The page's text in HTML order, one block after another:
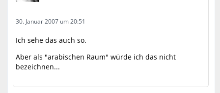
30. Januar 2007 um 20:51
Ich sehe das auch so.
Aber als "arabischen Raum" würde ich das nicht
bezeichnen...